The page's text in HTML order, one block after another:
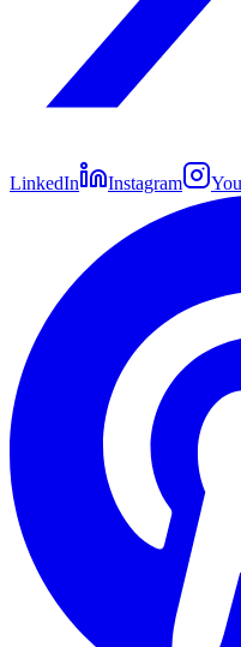
LinkedIn Instagram